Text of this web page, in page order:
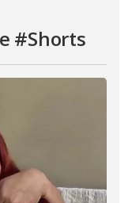
#Shorts